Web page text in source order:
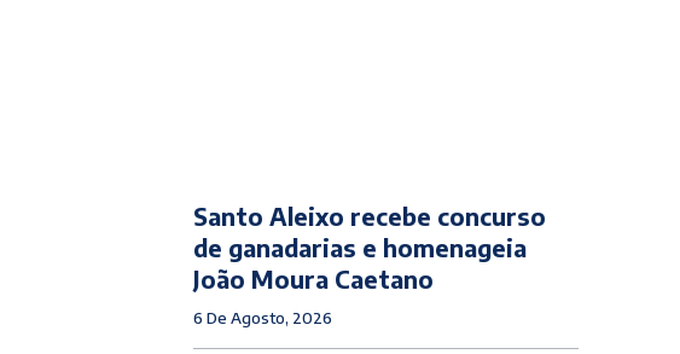
Santo Aleixo recebe concurso
de ganadarias e homenageia
João Moura Caetano
6 De Agosto, 2026